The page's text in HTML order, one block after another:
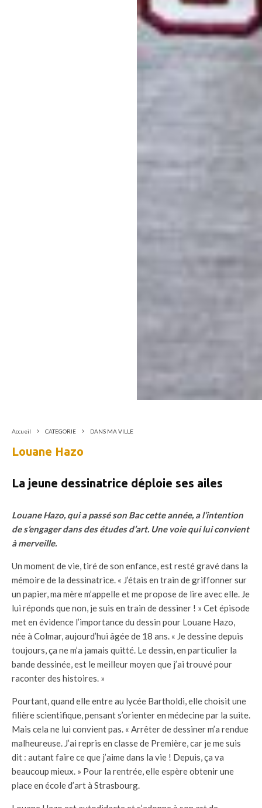
Accueil CATEGORIE DANS MA VILLE
Louane Hazo
La jeune dessinatrice déploie ses ailes
Louane Hazo, qui a passé son Bac cette année, a l’intention
de s’engager dans des études d’art. Une voie qui lui convient
à merveille.
Un moment de vie, tiré de son enfance, est resté gravé dans la
mémoire de la dessinatrice. « J’étais en train de griffonner sur
un papier, ma mère m’appelle et me propose de lire avec elle. Je
lui réponds que non, je suis en train de dessiner ! » Cet épisode
met en évidence l’importance du dessin pour Louane Hazo,
née à Colmar, aujourd’hui âgée de 18 ans. « Je dessine depuis
toujours, ça ne m’a jamais quitté. Le dessin, en particulier la
bande dessinée, est le meilleur moyen que j’ai trouvé pour
raconter des histoires. »
Pourtant, quand elle entre au lycée Bartholdi, elle choisit une
filière scientifique, pensant s’orienter en médecine par la suite.
Mais cela ne lui convient pas. « Arrêter de dessiner m’a rendue
malheureuse. J’ai repris en classe de Première, car je me suis
dit : autant faire ce que j’aime dans la vie ! Depuis, ça va
beaucoup mieux. » Pour la rentrée, elle espère obtenir une
place en école d’art à Strasbourg.